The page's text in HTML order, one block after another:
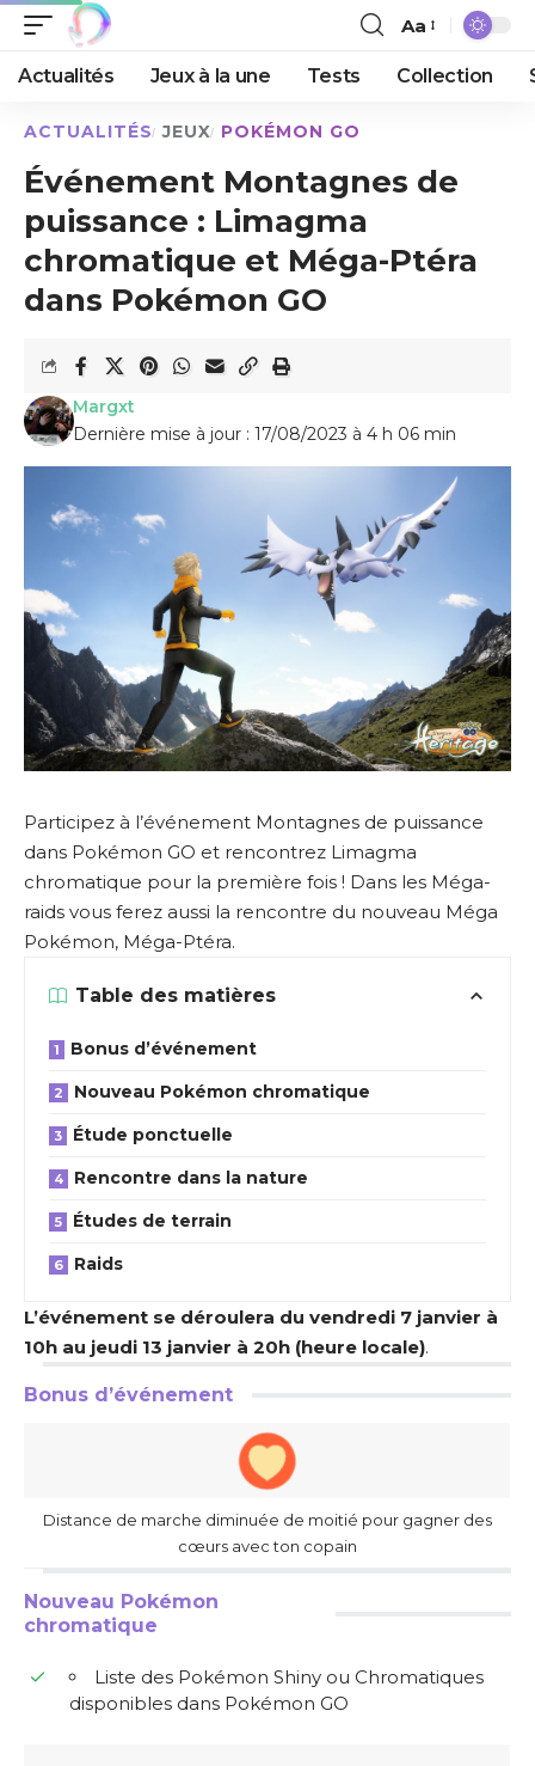
Aa
Actualités Jeux à la une Tests Collection
ACTUALITÉS JEUX POKÉMON GO
Événement Montagnes de
puissance : Limagma
chromatique et Méga-Ptéra
dans Pokémon GO
Dernière mise à jour : 17/08/2023 à 4 h 06 min
Margxt
Participez à l’événement Montagnes de puissance
dans Pokémon GO et rencontrez Limagma
chromatique pour la première fois ! Dans les Méga-
raids vous ferez aussi la rencontre du nouveau Méga
Pokémon, Méga-Ptéra.
Table des matières
Bonus d’événement
Nouveau Pokémon chromatique
Étude ponctuelle
Rencontre dans la nature
Études de terrain
Raids
L’événement se déroulera du vendredi 7 janvier à
10h au jeudi 13 janvier à 20h (heure locale).
Bonus d’événement
Distance de marche diminuée de moitié pour gagner des
cœurs avec ton copain
Nouveau Pokémon
chromatique
Liste des Pokémon Shiny ou Chromatiques
disponibles dans Pokémon GO